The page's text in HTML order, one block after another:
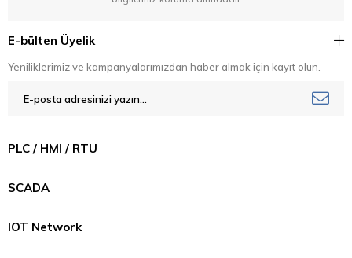
E-bülten Üyelik
Yeniliklerimiz ve kampanyalarımızdan haber almak için kayıt olun.
PLC / HMI / RTU
SCADA
IOT Network